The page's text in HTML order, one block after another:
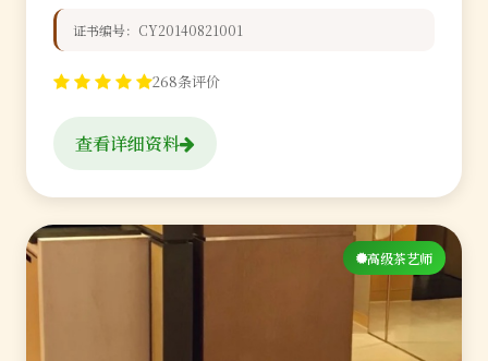
证书编号：CY20140821001
268条评价
查看详细资料
高级茶艺师